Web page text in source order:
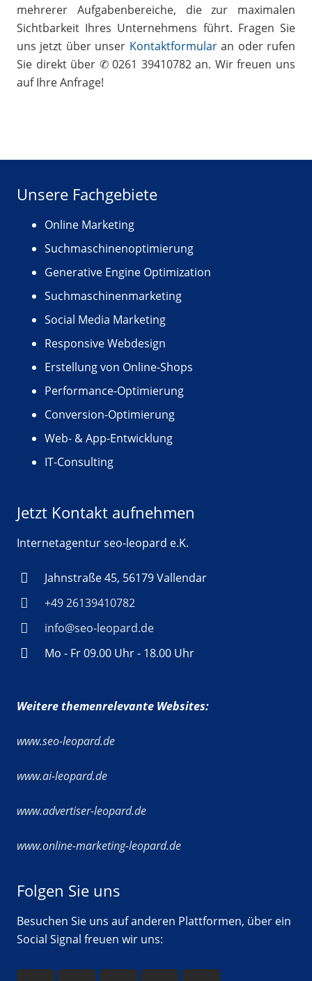
mehrerer Aufgabenbereiche, die zur maximalen
Sichtbarkeit Ihres Unternehmens führt. Fragen Sie
uns jetzt über unser Kontaktformularan oder rufen
Sie direkt über ✆ 0261 39410782 an. Wir freuen uns
auf Ihre Anfrage!
Unsere Fachgebiete
Online Marketing
Suchmaschinenoptimierung
Generative Engine Optimization
Suchmaschinenmarketing
Social Media Marketing
Responsive Webdesign
Erstellung von Online-Shops
Performance-Optimierung
Conversion-Optimierung
Web- & App-Entwicklung
IT-Consulting
Jetzt Kontakt aufnehmen
Internetagentur seo-leopard e.K.
Jahnstraße 45, 56179 Vallendar
+49 26139410782
info@seo-leopard.de
Mo - Fr 09.00 Uhr - 18.00 Uhr
Weitere themenrelevante Websites:
www.seo-leopard.de
www.ai-leopard.de
www.advertiser-leopard.de
www.online-marketing-leopard.de
Folgen Sie uns
Besuchen Sie uns auf anderen Plattformen, über ein
Social Signal freuen wir uns: